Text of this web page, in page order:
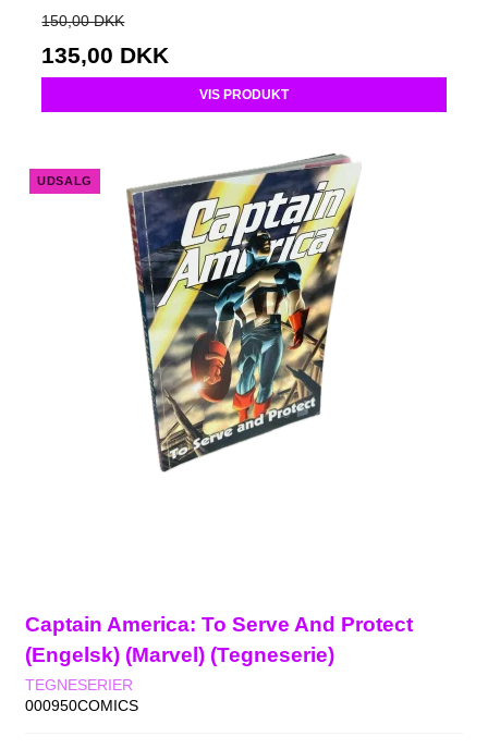
150,00 DKK
135,00 DKK
VIS PRODUKT
UDSALG
Captain America: To Serve And Protect
(Engelsk) (Marvel) (Tegneserie)
TEGNESERIER
000950COMICS